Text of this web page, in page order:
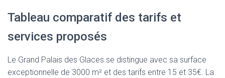
Tableau comparatif des tarifs et
services proposés
Le Grand Palais des Glaces se distingue avec sa surface
exceptionnelle de 3000 m² et des tarifs entre 15 et 35€. La